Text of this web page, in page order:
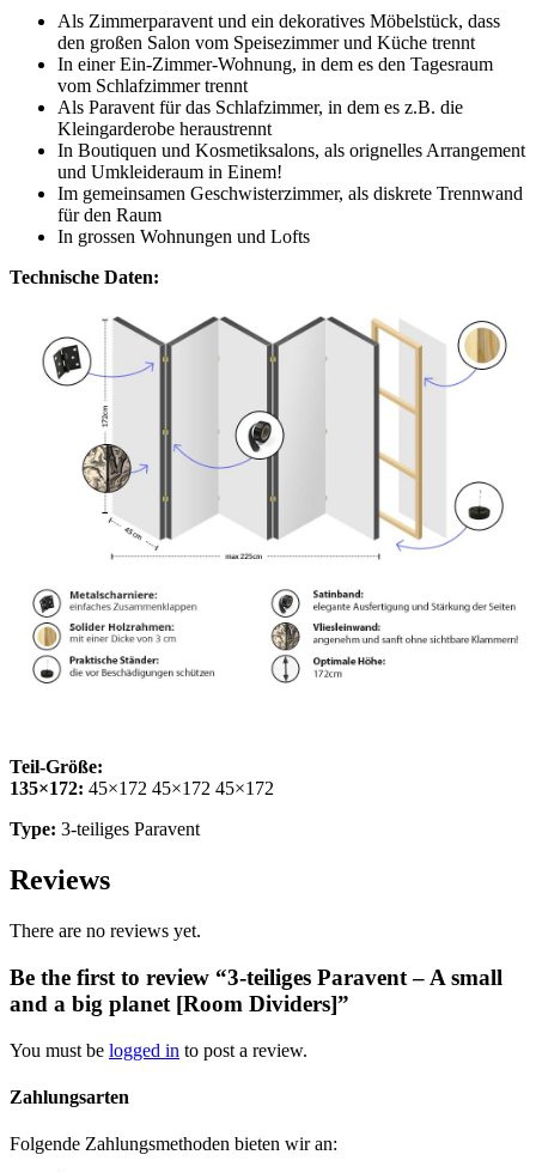
Als Zimmerparavent und ein dekoratives Möbelstück, dass
den großen Salon vom Speisezimmer und Küche trennt
In einer Ein-Zimmer-Wohnung, in dem es den Tagesraum
vom Schlafzimmer trennt
Als Paravent für das Schlafzimmer, in dem es z.B. die
Kleingarderobe heraustrennt
In Boutiquen und Kosmetiksalons, als orignelles Arrangement
und Umkleideraum in Einem!
Im gemeinsamen Geschwisterzimmer, als diskrete Trennwand
für den Raum
In grossen Wohnungen und Lofts
Technische Daten:
Teil-Größe:
135×172: 45×172 45×172 45×172
Type: 3-teiliges Paravent
Reviews
There are no reviews yet.
Be the first to review “3-teiliges Paravent – A small
and a big planet [Room Dividers]”
You must be logged in to post a review.
Zahlungsarten
Folgende Zahlungsmethoden bieten wir an: